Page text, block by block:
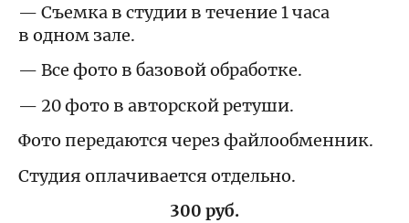
— Съемка в студии в течение 1 часа
в одном зале.
— Все фото в базовой обработке.
— 20 фото в авторской ретуши.
Фото передаются через файлообменник.
Студия оплачивается отдельно.
300 руб.